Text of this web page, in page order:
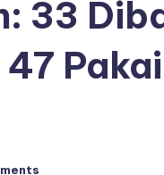
33